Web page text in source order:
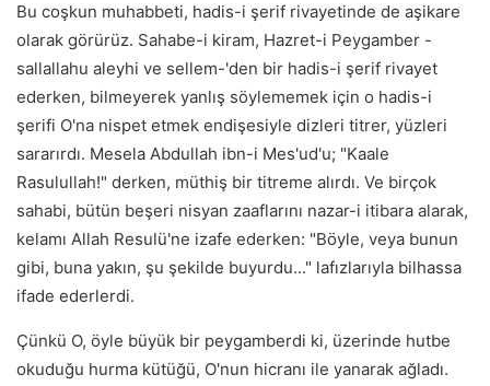
Bu coşkun muhabbeti, hadis-i şerif rivayetinde de aşikare
olarak görürüz. Sahabe-i kiram, Hazret-i Peygamber -
sallallahu aleyhi ve sellem-'den bir hadis-i şerif rivayet
ederken, bilmeyerek yanlış söylememek için o hadis-i
şerifi O'na nispet etmek endişesiyle dizleri titrer, yüzleri
sararırdı. Mesela Abdullah ibn-i Mes'ud'u; "Kaale
Rasulullah!" derken, müthiş bir titreme alırdı. Ve birçok
sahabi, bütün beşeri nisyan zaaflarını nazar-i itibara alarak,
kelamı Allah Resulü'ne izafe ederken: "Böyle, veya bunun
gibi, buna yakın, şu şekilde buyurdu..." lafızlarıyla bilhassa
ifade ederlerdi.
Çünkü O, öyle büyük bir peygamberdi ki, üzerinde hutbe
okuduğu hurma kütüğü, O'nun hicranı ile yanarak ağladı.